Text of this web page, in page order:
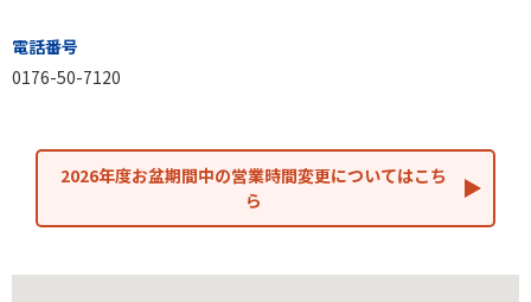
電話番号
0176-50-7120
2026年度お盆期間中の営業時間変更についてはこち
ら